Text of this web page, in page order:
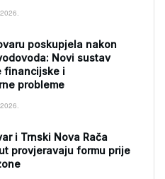
poskupjela nakon
Novi sustav
financijske i
probleme
i Trnski Nova Rača
provjeravaju formu prije